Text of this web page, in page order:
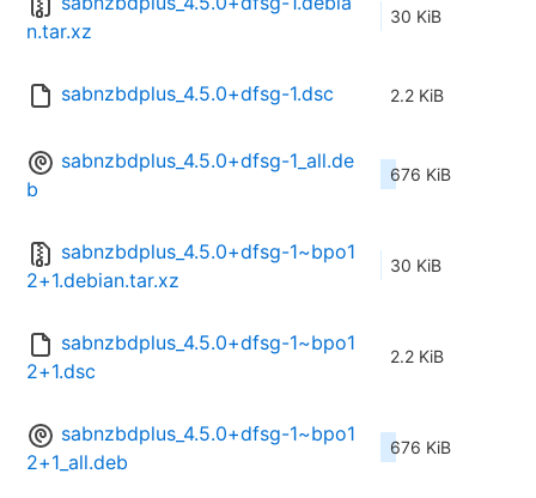
n.tar.xz
30 KiB
sabnzbdplus_4.5.0+dfsg-1.dsc 2.2 KiB
sabnzbdplus_4.5.0+dfsg-1_all.de
b
676 KiB
sabnzbdplus_4.5.0+dfsg-1~bpo1
2+1.debian.tar.xz
30 KiB
sabnzbdplus_4.5.0+dfsg-1~bpo1
2+1.dsc
2.2 KiB
sabnzbdplus_4.5.0+dfsg-1~bpo1
2+1_all.deb
676 KiB